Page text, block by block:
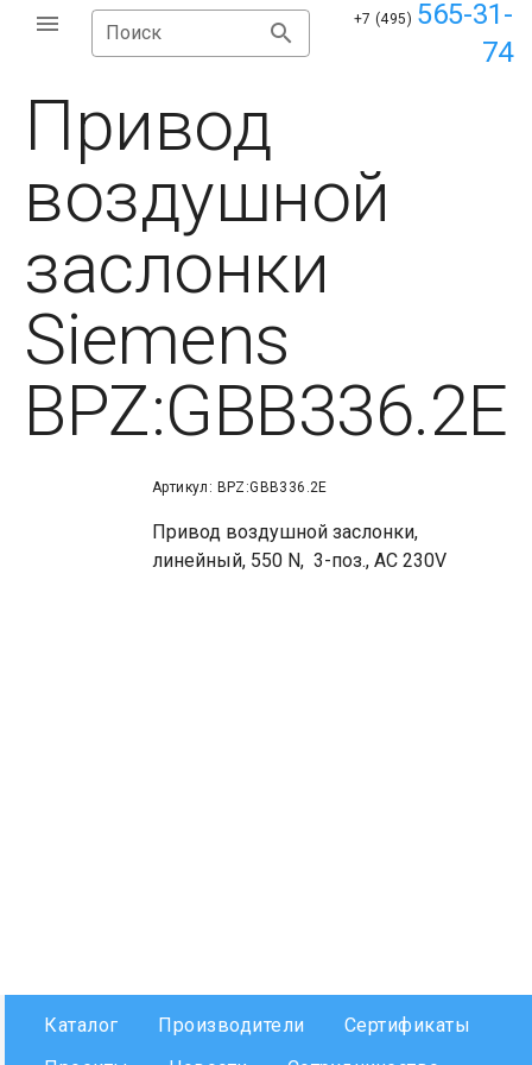
Поиск
+7 (495) 565-31-
74
Привод
воздушной
заслонки
Siemens
BPZ:GBB336.2E
Артикул: BPZ:GBB336.2E
Привод воздушной заслонки,
линейный, 550 N, 3-поз., AC 230V
Каталог Производители
Сертификаты